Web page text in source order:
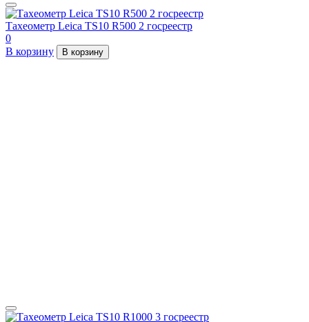
Тахеометр Leica TS10 R500 2 госреестр
0
В корзину
В корзину